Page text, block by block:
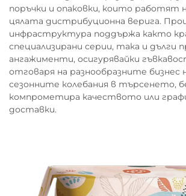
поръчки и опаковки, които работят
цялата дистрибуционна верига.
инфраструктура поддържа както
специализирани серии, така и дълги
ангажименти, осигурявайки
отговаря на разнообразните бизнес
сезонните колебания в търсенето,
компрометира качеството или
доставки.